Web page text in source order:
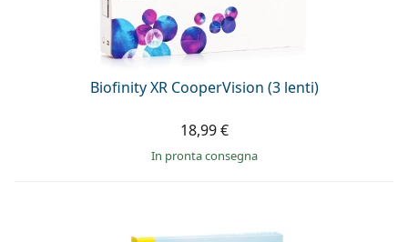
Biofinity XR CooperVision (3 lenti)
18,99 €
in pronta consegna